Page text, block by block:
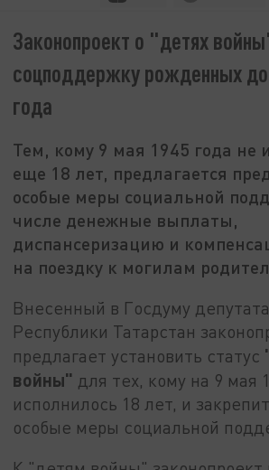
Законопроект о "детях
соцподдержку рожденных
года
Тем, кому 9 мая 1945 года не
еще 18 лет, предлагается
особые меры социальной
числе денежные выплаты,
диспансеризацию и
на поездку к могилам
Внесенный в Госдуму
Республики Татарстан
предлагает установить статус
войны" для тех, кому на 9 мая
исполнилось 18 лет, и
особые меры социальной